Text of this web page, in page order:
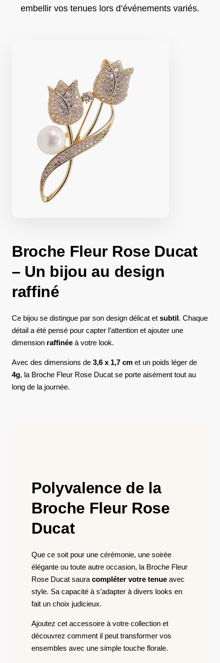
embellir vos tenues lors d’événements variés.
Broche Fleur Rose Ducat
– Un bijou au design
raffiné
Ce bijou se distingue par son design délicat et subtil. Chaque
détail a été pensé pour capter l’attention et ajouter une
dimension raffinée à votre look.
Avec des dimensions de 3,6 x 1,7 cm et un poids léger de
4g, la Broche Fleur Rose Ducat se porte aisément tout au
long de la journée.
Polyvalence de la
Broche Fleur Rose
Ducat
Que ce soit pour une cérémonie, une soirée
élégante ou toute autre occasion, la Broche Fleur
Rose Ducat saura compléter votre tenue avec
style. Sa capacité à s’adapter à divers looks en
fait un choix judicieux.
Ajoutez cet accessoire à votre collection et
découvrez comment il peut transformer vos
ensembles avec une simple touche florale.